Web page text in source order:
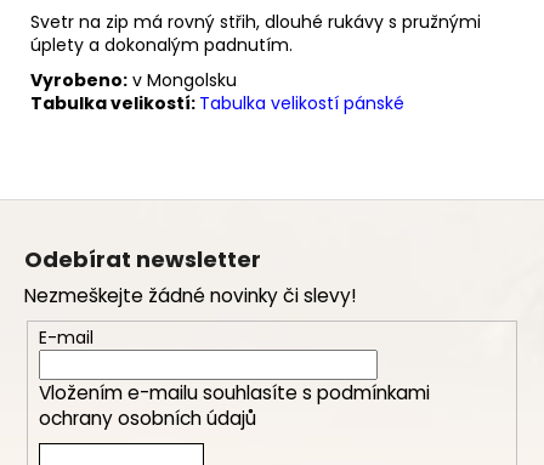
Svetr na zip má rovný střih, dlouhé rukávy s pružnými
úplety a dokonalým padnutím.
Vyrobeno: v Mongolsku
Tabulka velikostí: Tabulka velikostí pánské
Z
Odebírat newsletter
Nezmeškejte žádné novinky či slevy!
E-mail
Vložením e-mailu souhlasíte s podmínkami
ochrany osobních údajů